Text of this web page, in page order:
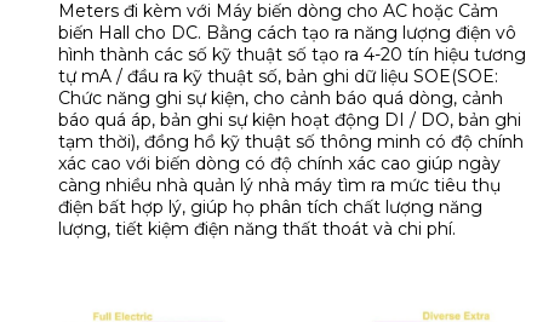
Meters đi kèm với Máy biến dòng cho AC hoặc Cảm
biến Hall cho DC. Bằng cách tạo ra năng lượng điện vô
hình thành các số kỹ thuật số tạo ra 4-20 tín hiệu tương
tự mA / đầu ra kỹ thuật số, bản ghi dữ liệu SOE(SOE:
Chức năng ghi sự kiện, cho cảnh báo quá dòng, cảnh
báo quá áp, bản ghi sự kiện hoạt động DI / DO, bản ghi
tạm thời), đồng hồ kỹ thuật số thông minh có độ chính
xác cao với biến dòng có độ chính xác cao giúp ngày
càng nhiều nhà quản lý nhà máy tìm ra mức tiêu thụ
điện bất hợp lý, giúp họ phân tích chất lượng năng
lượng, tiết kiệm điện năng thất thoát và chi phí.